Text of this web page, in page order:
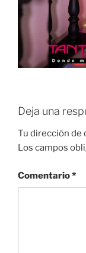
Deja una
Tu dirección de
Los campos
Comentario*